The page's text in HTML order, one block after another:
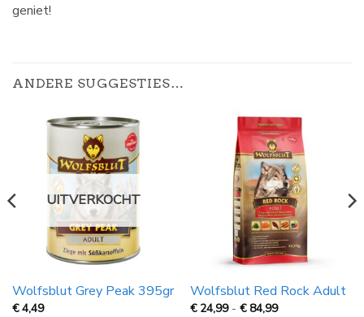
geniet!
ANDERE SUGGESTIES…
UITVERKOCHT
Wolfsblut Grey Peak 395gr
€4,49
Wolfsblut Red Rock Adult
€ 24,99 - €84,99Prijsklasse: